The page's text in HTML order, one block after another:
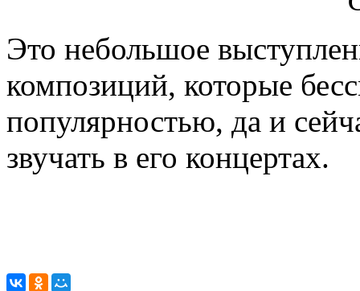
Это небольшое
композиций, которые
популярностью, да и
звучать в его концертах.